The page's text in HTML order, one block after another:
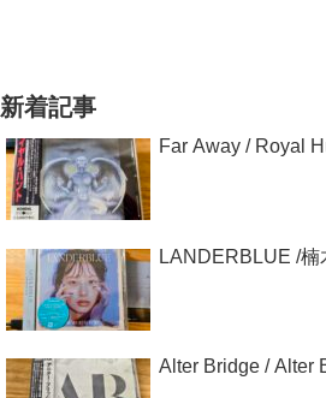
新着記事
Far Away / Royal
LANDERBLUE /
Alter Bridge / Alter